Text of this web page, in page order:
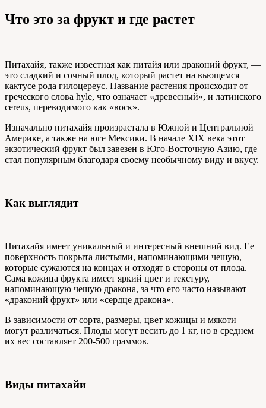
Что это за фрукт и где растет
Питахайя, также известная как питайя или драконий фрукт, —
это сладкий и сочный плод, который растет на вьющемся
кактусе рода гилоцереус. Название растения происходит от
греческого слова hyle, что означает «древесный», и латинского
cereus, переводимого как «воск».
Изначально питахайя произрастала в Южной и Центральной
Америке, а также на юге Мексики. В начале XIX века этот
экзотический фрукт был завезен в Юго-Восточную Азию, где
стал популярным благодаря своему необычному виду и вкусу.
Как выглядит
Питахайя имеет уникальный и интересный внешний вид. Ее
поверхность покрыта листьями, напоминающими чешую,
которые сужаются на концах и отходят в стороны от плода.
Сама кожица фрукта имеет яркий цвет и текстуру,
напоминающую чешую дракона, за что его часто называют
«драконий фрукт» или «сердце дракона».
В зависимости от сорта, размеры, цвет кожицы и мякоти
могут различаться. Плоды могут весить до 1 кг, но в среднем
их вес составляет 200-500 граммов.
Виды питахайи